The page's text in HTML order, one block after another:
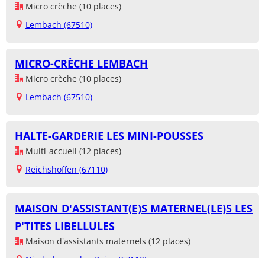
Micro crèche (10 places)
Lembach (67510)
MICRO-CRÈCHE LEMBACH
Micro crèche (10 places)
Lembach (67510)
HALTE-GARDERIE LES MINI-POUSSES
Multi-accueil (12 places)
Reichshoffen (67110)
MAISON D'ASSISTANT(E)S MATERNEL(LE)S LES
P'TITES LIBELLULES
Maison d'assistants maternels (12 places)